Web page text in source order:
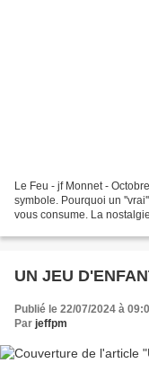
Le Feu - jf Monnet -
symbole. Pourquoi un
vous consume. La
UN JEU
Publié le 22/07/2024 à
Par jeffpm